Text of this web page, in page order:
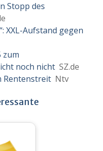
Stopp des
XXL-Aufstand gegen
zum
noch nicht SZ.de
Rentenstreit Ntv